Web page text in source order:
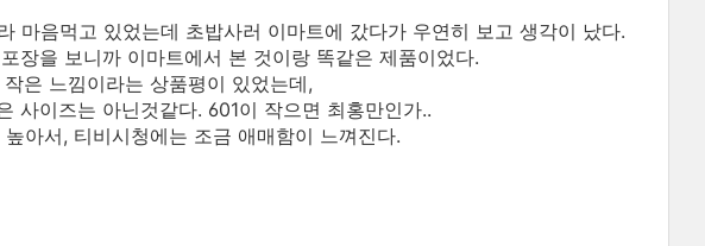
마음먹고 있었는데 초밥사러 이마트에 갔다가 우연히 보고 생각이 났다.
장을 보니까 이마트에서 본 것이랑 똑같은 제품이었다.
은 느낌이라는 상품평이 있었는데,
사이즈는 아닌것같다. 601이 작으면 최홍만인가..
아서, 티비시청에는 조금 애매함이 느껴진다.